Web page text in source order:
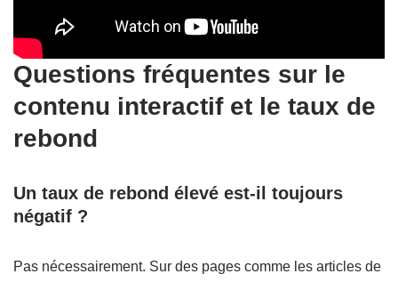
Questions fréquentes sur le
contenu interactif et le taux de
rebond
Un taux de rebond élevé est-il toujours
négatif ?
Pas nécessairement. Sur des pages comme les articles de